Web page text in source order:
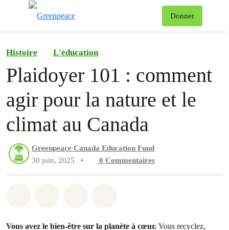
Donner
Histoire L'éducation
Plaidoyer 101 : comment
agir pour la nature et le
climat au Canada
Greenpeace Canada Education Fund
30 juin, 2025
• 0 Commentaires
Vous avez le bien-être sur la planète à cœur. Vous recyclez,